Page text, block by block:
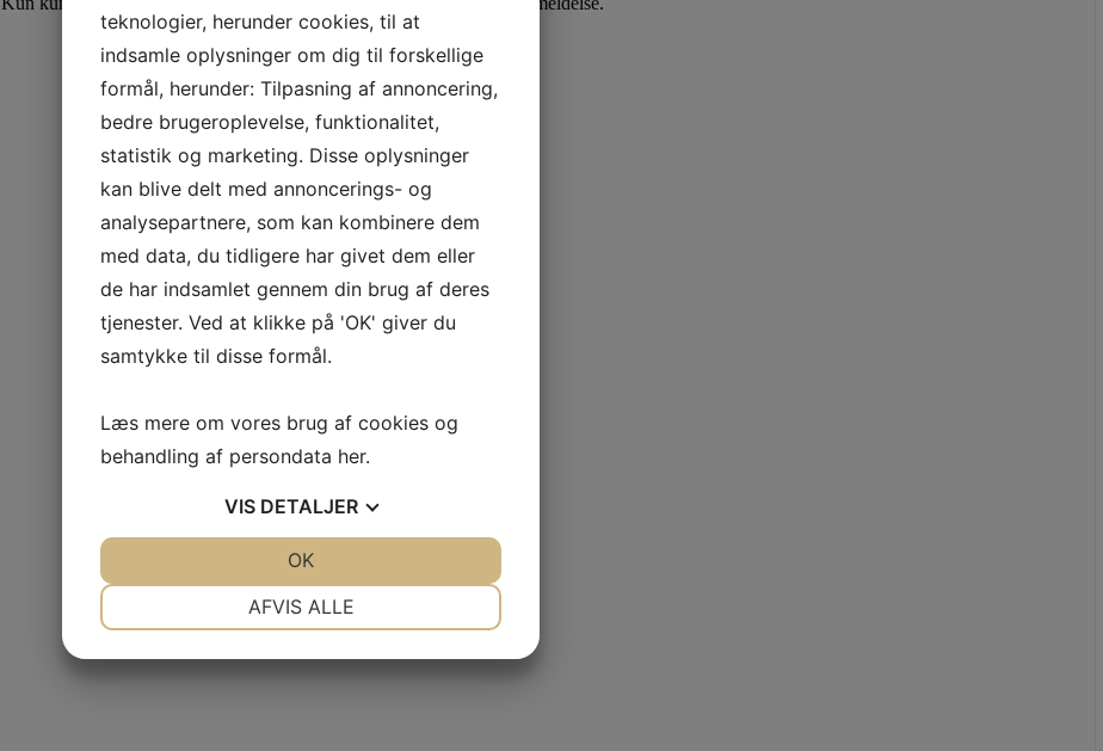
teknologier, herunder cookies, til at
indsamle oplysninger om dig til forskellige
formål, herunder: Tilpasning af annoncering,
bedre brugeroplevelse, funktionalitet,
statistik og marketing. Disse oplysninger
kan blive delt med annoncerings- og
analysepartnere, som kan kombinere dem
med data, du tidligere har givet dem eller
de har indsamlet gennem din brug af deres
tjenester. Ved at klikke på 'OK' giver du
samtykke til disse formål.
Læs mere om vores brug af cookies og
behandling af persondata her.
VIS DETALJER
AFVIS ALLE
OK